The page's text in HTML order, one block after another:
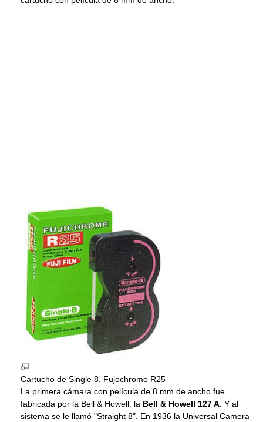
Cartucho de Single 8, Fujochrome R25
La primera cámara con película de 8 mm de ancho fue
fabricada por la Bell & Howell: la Bell & Howell 127 A . Y al
sistema se le llamó "Straight 8". En 1936 la Universal Camera